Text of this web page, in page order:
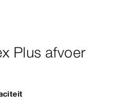
Plus afvoer